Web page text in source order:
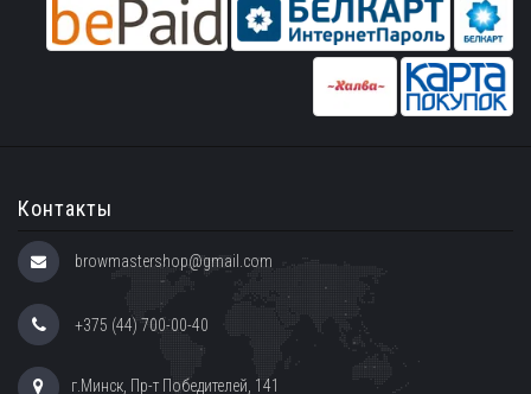
Контакты
browmastershop@gmail.com
+375 (44) 700-00-40
г.Минск, Пр-т Победителей, 141